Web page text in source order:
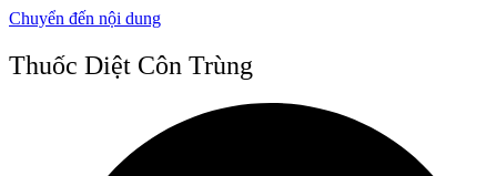
Chuyển đến nội dung
Thuốc Diệt Côn Trùng